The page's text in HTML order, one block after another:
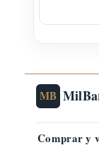
MB
Comprar y